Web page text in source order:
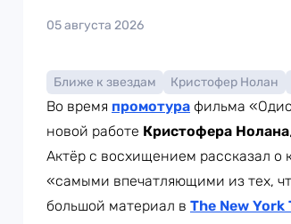
05 августа 2026
Ближе к звездам Кристофер Нолан
Во время промотура фильма
новой работе Кристофера Нолана
Актёр с восхищением рассказал о
«самыми впечатляющими из тех,
большой материал в The New York